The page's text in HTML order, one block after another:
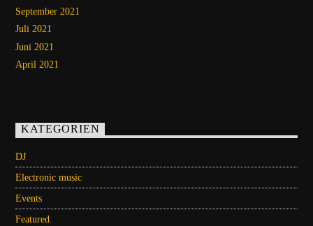
September 2021
Juli 2021
Juni 2021
April 2021
KATEGORIEN
DJ
Electronic music
Events
Featured